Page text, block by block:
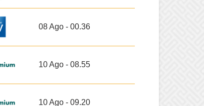
08 Ago - 00.36
10 Ago - 08.55
10 Ago - 09.20